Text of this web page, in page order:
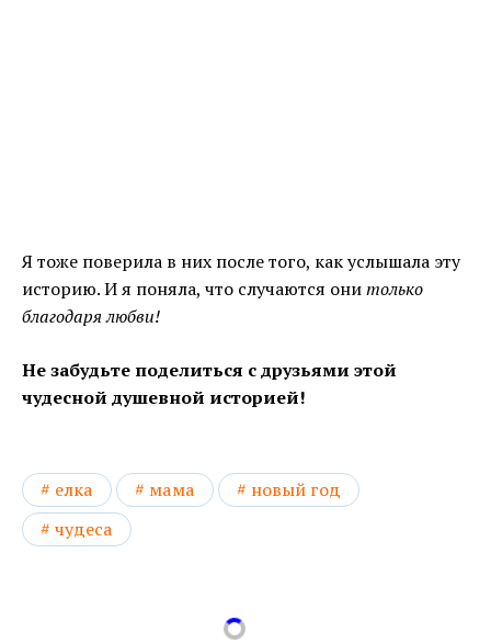
Я тоже поверила в них после того, как услышала эту
историю. И я поняла, что случаются онитолько
благодаря любви!
Не забудьте поделиться с друзьями этой
чудесной душевной историей!
елка мама
новый год
чудеса